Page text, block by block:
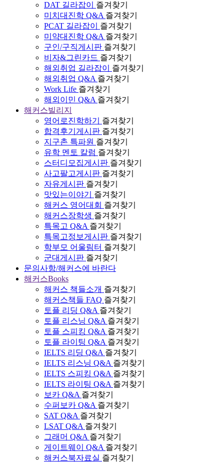
DAT 길라잡이
즐겨찾기
미치대진학 Q&A 즐겨찾기
PCAT 길라잡이
즐겨찾기
미약대진학 Q&A 즐겨찾기
구인/구직게시판 즐겨찾기
비자&그린카드 즐겨찾기
해외취업 길라잡이
즐겨찾기
해외취업 Q&A 즐겨찾기
Work Life 즐겨찾기
해외이민 Q&A 즐겨찾기
해커스빌리지
영어로진학하기
즐겨찾기
합격후기게시판 즐겨찾기
지구촌 특파원 즐겨찾기
유학 멘토 칼럼 즐겨찾기
스터디모집게시판 즐겨찾기
사고팔고게시판 즐겨찾기
자유게시판 즐겨찾기
맛있는이야기
즐겨찾기
해커스 영어대회 즐겨찾기
해커스장학생 즐겨찾기
특목고 Q&A 즐겨찾기
특목고정보게시판 즐겨찾기
학부모 어울림터 즐겨찾기
군대게시판 즐겨찾기
문의사항/해커스에 바란다
해커스Books
해커스 책들소개 즐겨찾기
해커스책들 FAQ 즐겨찾기
토플 리딩 Q&A 즐겨찾기
토플 리스닝 Q&A 즐겨찾기
토플 스피킹 Q&A 즐겨찾기
토플 라이팅 Q&A 즐겨찾기
IELTS 리딩 Q&A 즐겨찾기
IELTS 리스닝 Q&A 즐겨찾기
IELTS 스피킹 Q&A 즐겨찾기
IELTS 라이팅 Q&A 즐겨찾기
보카 Q&A 즐겨찾기
수퍼보카 Q&A 즐겨찾기
SAT Q&A 즐겨찾기
LSAT Q&A 즐겨찾기
그래머 Q&A 즐겨찾기
게이트웨이 Q&A 즐겨찾기
해커스북자료실 즐겨찾기